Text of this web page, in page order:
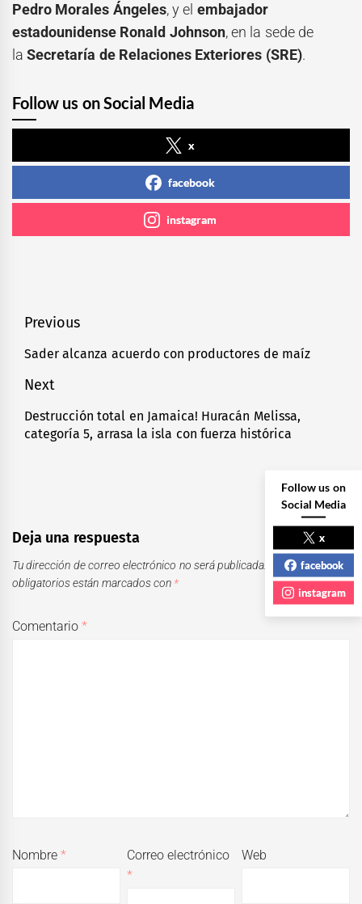
Pedro Morales Ángeles, y el embajador
estadounidense Ronald Johnson, en la sede de
laSecretaría de Relaciones Exteriores (SRE).
Follow us on Social Media
x
facebook
instagram
Navegación
de
entradas
Previous
Previous
Sader alcanza acuerdo con productores de maíz
Next
Next
post:
Destrucción total en Jamaica! Huracán Melissa,
categoría 5, arrasa la isla con fuerza histórica
Deja una respuesta
Tu dirección de correo electrónico no será publicada.
Los campos
obligatorios están marcados con *
Comentario*
Nombre*
Correo electrónico
*
Web
Follow us on
Social Media
x
facebook
instagram